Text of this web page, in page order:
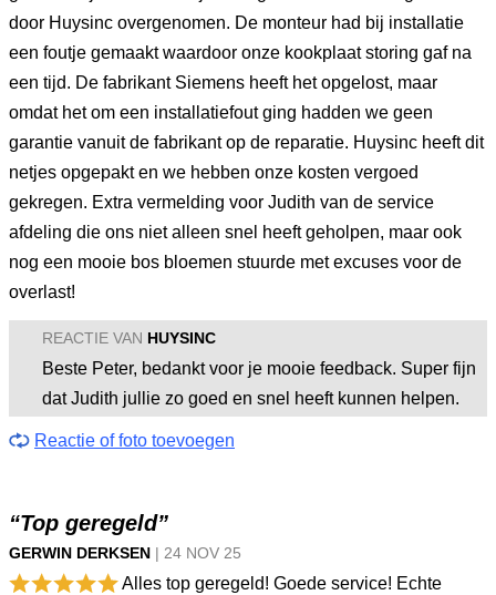
door Huysinc overgenomen. De monteur had bij installatie
een foutje gemaakt waardoor onze kookplaat storing gaf na
een tijd. De fabrikant Siemens heeft het opgelost, maar
omdat het om een installatiefout ging hadden we geen
garantie vanuit de fabrikant op de reparatie. Huysinc heeft dit
netjes opgepakt en we hebben onze kosten vergoed
gekregen. Extra vermelding voor Judith van de service
afdeling die ons niet alleen snel heeft geholpen, maar ook
nog een mooie bos bloemen stuurde met excuses voor de
overlast!
REACTIE VAN HUYSINC
Beste Peter, bedankt voor je mooie feedback. Super fijn
dat Judith jullie zo goed en snel heeft kunnen helpen.
Reactie of foto toevoegen
“Top geregeld”
GERWIN DERKSEN | 24 NOV 25
Alles top geregeld! Goede service! Echte